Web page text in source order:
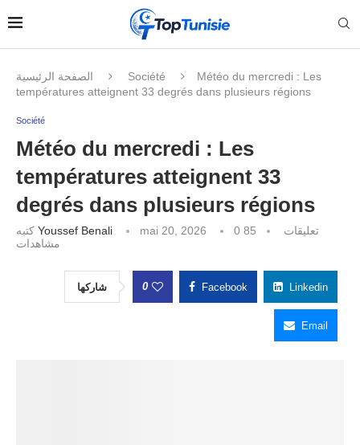
الصفحة الرئيسية Société
Météo du mercredi : Les
températures atteignent 33 degrés dans plusieurs régions
Société
Météo du mercredi : Les
températures atteignent 33
degrés dans plusieurs régions
Youssef Benali mai 20, 2026 0 تعليقات
85
مشاهدات
شاركها 0 Facebook Linkedin
Email